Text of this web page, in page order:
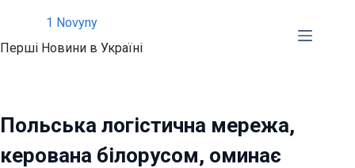
вмісту
1 Novyny
Перші Новини в Україні
Польська логістична мережа,
керована білорусом, оминає